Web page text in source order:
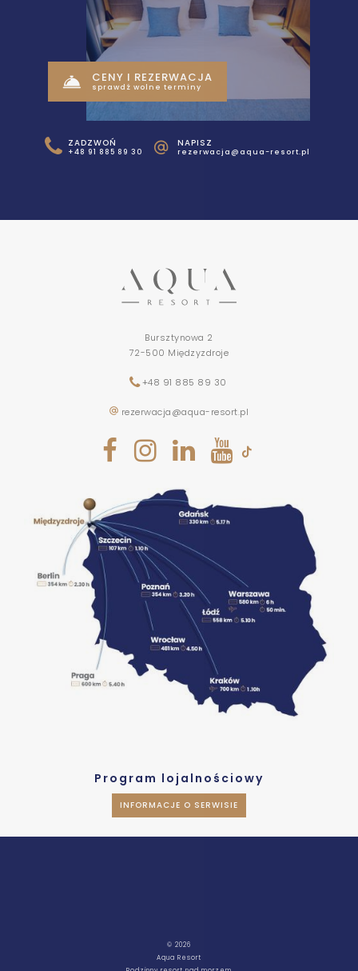
CENY I REZERWACJA
sprawdź wolne terminy
ZADZWOŃ
+48 91 885 89 30
NAPISZ
rezerwacja@aqua-resort.pl
Bursztynowa 2
72-500 Międzyzdroje
+48 91 885 89 30
rezerwacja@aqua-resort.pl
Program lojalnościowy
INFORMACJE O SERWISIE
© 2026
Aqua Resort